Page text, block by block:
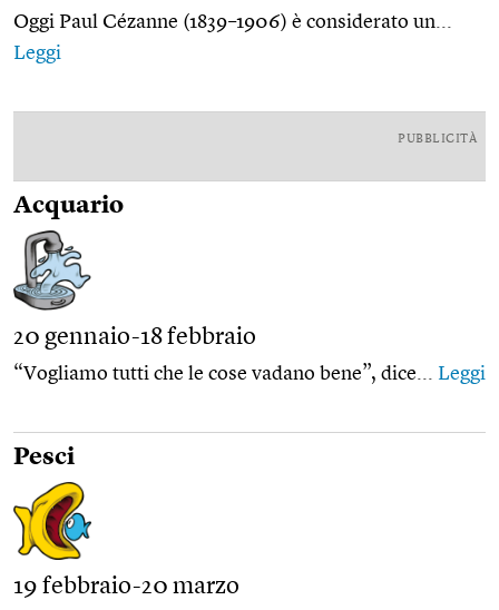
Oggi Paul Cézanne (1839–1906) è considerato un...
Leggi
PUBBLICITÀ
Acquario
20 gennaio-18 febbraio
“Vogliamo tutti che le cose vadano bene”, dice... Leggi
Pesci
19 febbraio-20 marzo